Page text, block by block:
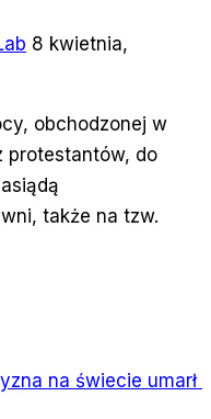
8 kwietnia,
obchodzonej w
protestantów, do
także na tzw.